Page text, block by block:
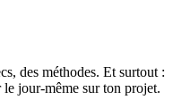
des méthodes. Et surtout :
le jour-même sur ton projet.